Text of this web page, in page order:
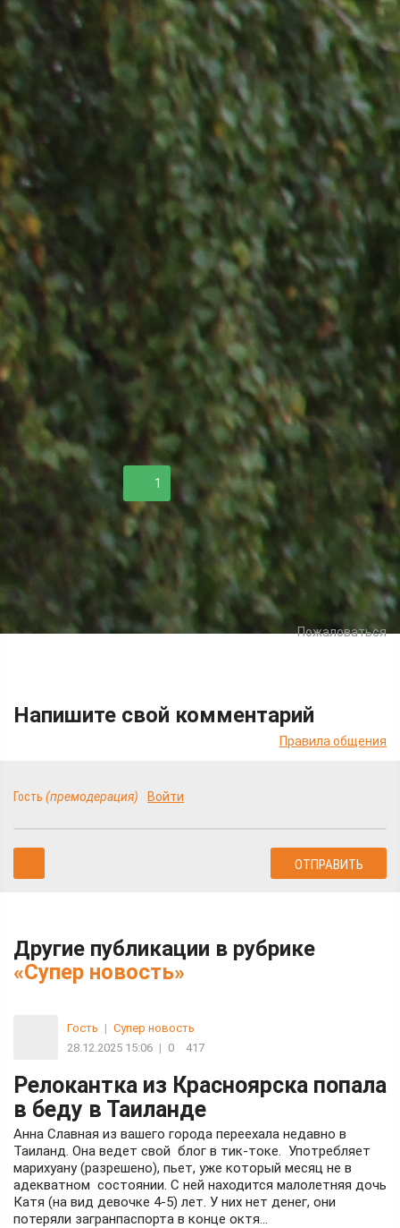
органов внутренних дел. Для гостей будет проведена
экскурсия по вузу, организованы показательные
выступления курсантов. Юноши и девушки
продемонстрируют навыки боевой подготовки,
приобретенные ими всего за несколько лет обучения
в институте. Школьники, их родители получат
возможность лично пообщаться с руководителями
учебного заведения и получить ответы на
интересующие вопросы.
Сибирский юридический институт МВД России
откроет свои двери 9 декабря в 10.00. Для входа на
территорию учебного заведения при себе необходимо
иметь документ, удостоверяющий личность. Адрес
института: г. Красноярск, ул. Рокоссовского, д. 20.
Проезд автобусами № 8, 23, 53, 61, 65, 69, 71, 79, 81, 83.
Е-mail: sibli@mvd.ru, сайт: www.сибюи.мвд.рф
Комментировать
1
Пожаловаться
Напишите свой комментарий
Правила общения
Гость (премодерация) Войти
Другие публикации в рубрике
«Супер новость»
Гость | Супер новость
28.12.2025 15:06 | 0 417
Релокантка из Красноярска попала
в беду в Таиланде
Анна Славная из вашего города переехала недавно в
Таиланд. Она ведет свой блог в тик-токе. Употребляет
марихуану (разрешено), пьет, уже который месяц не в
адекватном состоянии. С ней находится малолетняя дочь
Катя (на вид девочке 4-5) лет. У них нет денег, они
потеряли загранпаспорта в конце октя...